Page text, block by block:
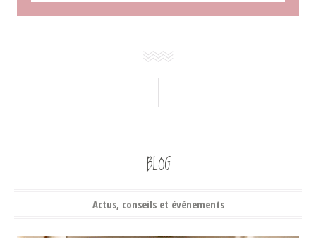
BLOG
Actus, conseils et événements